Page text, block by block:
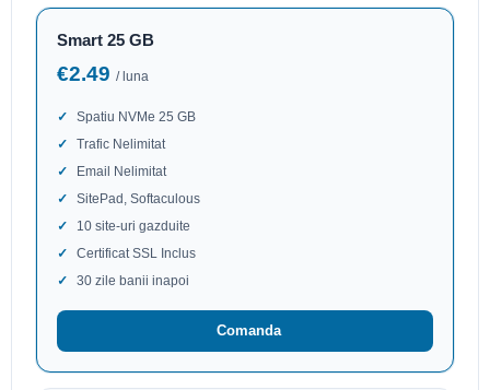
Smart 25 GB
€2.49 / luna
Spatiu NVMe 25 GB
Trafic Nelimitat
Email Nelimitat
SitePad, Softaculous
10 site-uri gazduite
Certificat SSL Inclus
30 zile banii inapoi
Comanda